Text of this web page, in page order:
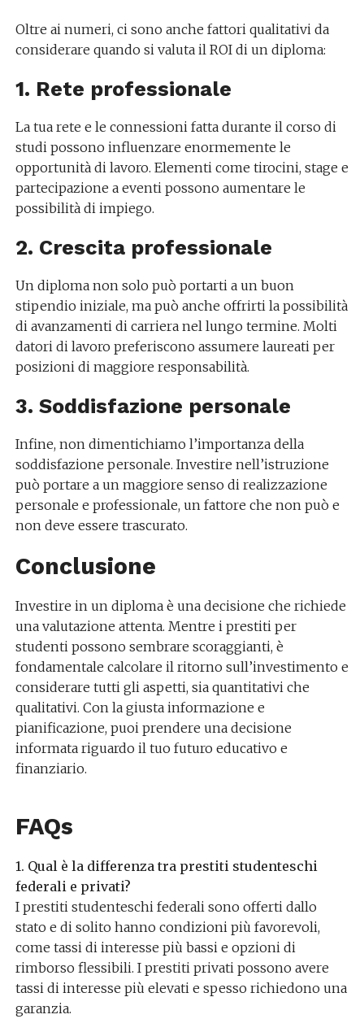
Oltre ai numeri, ci sono anche fattori qualitativi da
considerare quando si valuta il ROI di un diploma:
1. Rete professionale
La tua rete e le connessioni fatta durante il corso di
studi possono influenzare enormemente le
opportunità di lavoro. Elementi come tirocini, stage e
partecipazione a eventi possono aumentare le
possibilità di impiego.
2. Crescita professionale
Un diploma non solo può portarti a un buon
stipendio iniziale, ma può anche offrirti la possibilità
di avanzamenti di carriera nel lungo termine. Molti
datori di lavoro preferiscono assumere laureati per
posizioni di maggiore responsabilità.
3. Soddisfazione personale
Infine, non dimentichiamo l’importanza della
soddisfazione personale. Investire nell’istruzione
può portare a un maggiore senso di realizzazione
personale e professionale, un fattore che non può e
non deve essere trascurato.
Conclusione
Investire in un diploma è una decisione che richiede
una valutazione attenta. Mentre i prestiti per
studenti possono sembrare scoraggianti, è
fondamentale calcolare il ritorno sull’investimento e
considerare tutti gli aspetti, sia quantitativi che
qualitativi. Con la giusta informazione e
pianificazione, puoi prendere una decisione
informata riguardo il tuo futuro educativo e
finanziario.
FAQs
1. Qual è la differenza tra prestiti studenteschi
federali e privati?
I prestiti studenteschi federali sono offerti dallo
stato e di solito hanno condizioni più favorevoli,
come tassi di interesse più bassi e opzioni di
rimborso flessibili. I prestiti privati possono avere
tassi di interesse più elevati e spesso richiedono una
garanzia.